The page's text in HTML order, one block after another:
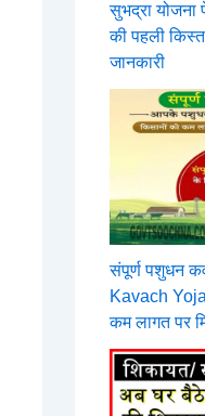
सुभद्रा योजना
की पहली
जानकारी
संपूर्ण पशुधन
Kavach
कम लागत पर